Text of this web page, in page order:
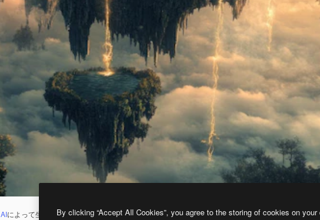
AIによって生成されたものです。 AI画像生成ツールを使うと、あなた独自の画像を作成できます。
By clicking “Accept All Cookies”, you agree to the storing of cookies on